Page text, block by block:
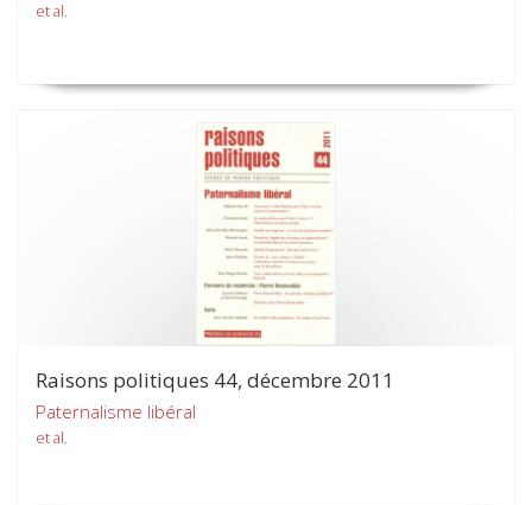
et al.
Raisons politiques 44, décembre 2011
Paternalisme libéral
et al.